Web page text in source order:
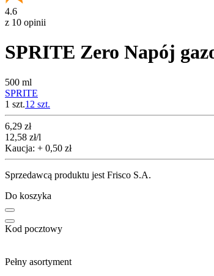
4.6
z 10 opinii
SPRITE Zero Napój
500 ml
SPRITE
1 szt.12 szt.
Cena
6,29 zł
12,58 zł/l
Kaucja: + 0,50 zł
Sprzedawcą produktu jest Frisco S.A.
Do koszyka
Kod pocztowy
Pełny asortyment